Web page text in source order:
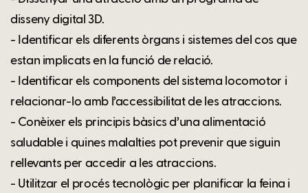
disseny digital 3D.
- Identificar els diferents òrgans i sistemes del cos que
estan implicats en la funció de relació.
- Identificar els components del sistema locomotor i
relacionar-lo amb l’accessibilitat de les atraccions.
- Conèixer els principis bàsics d’una alimentació
saludable i quines malalties pot prevenir que siguin
rellevants per accedir a les atraccions.
- Utilitzar el procés tecnològic per planificar la feina i